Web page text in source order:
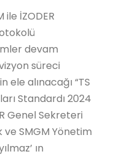
ile İZODER
devam
süreci
alınacağı “TS
Standardı 2024
Genel Sekreteri
SMGM Yönetim
ın